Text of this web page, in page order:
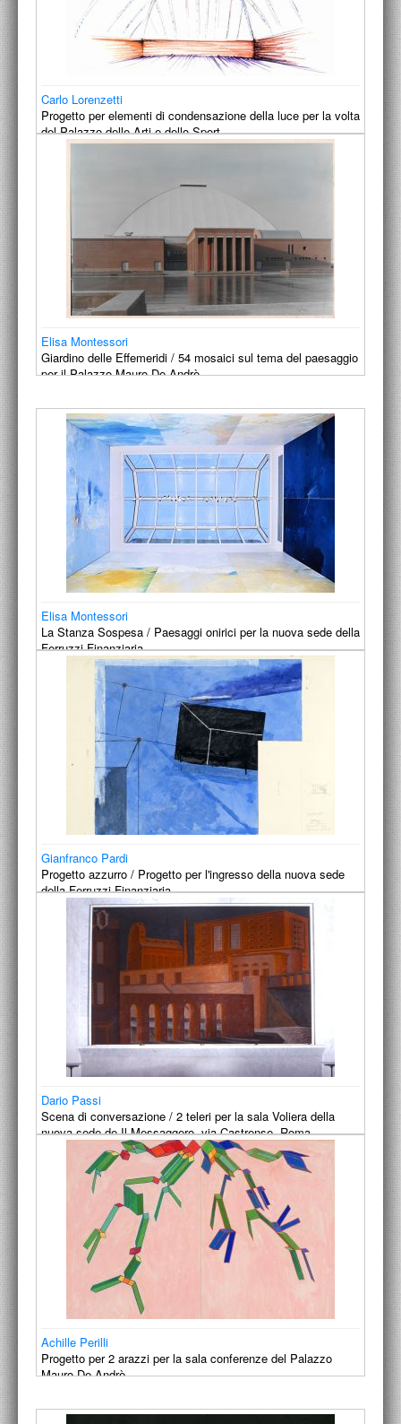
Carlo Lorenzetti
Progetto per elementi di condensazione della luce per la volta
del Palazzo delle Arti e dello Sport
Elisa Montessori
Giardino delle Effemeridi / 54 mosaici sul tema del paesaggio
per il Palazzo Mauro De Andrè.
Elisa Montessori
La Stanza Sospesa / Paesaggi onirici per la nuova sede della
Ferruzzi Finanziaria.
Gianfranco Pardi
Progetto azzurro / Progetto per l'ingresso della nuova sede
della Ferruzzi Finanziaria.
Dario Passi
Scena di conversazione / 2 teleri per la sala Voliera della
nuova sede de Il Messaggero, via Castrense, Roma.
Achille Perilli
Progetto per 2 arazzi per la sala conferenze del Palazzo
Mauro De Andrè.